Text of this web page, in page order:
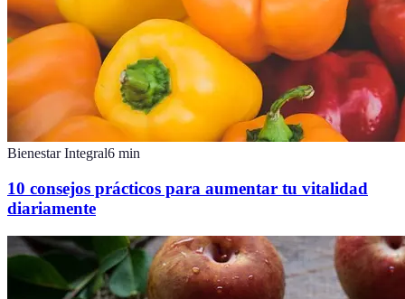
Bienestar Integral6 min
10 consejos prácticos para aumentar tu vitalidad
diariamente